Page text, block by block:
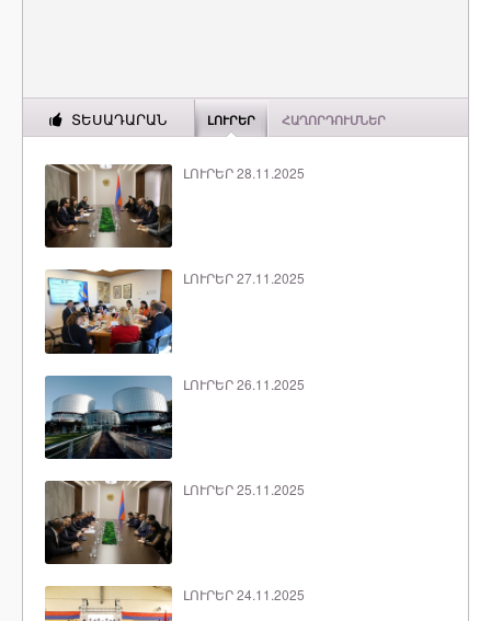
ՏԵՍԱԴԱՐԱՆ ԼՈՒՐԵՐ ՀԱՂՈՐԴՈՒՄՆԵՐ
ԼՈՒՐԵՐ 28.11.2025
ԼՈՒՐԵՐ 27.11.2025
ԼՈՒՐԵՐ 26.11.2025
ԼՈՒՐԵՐ 25.11.2025
ԼՈՒՐԵՐ 24.11.2025